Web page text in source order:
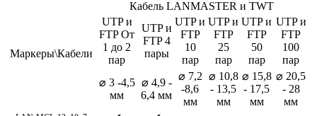
Маркеры\Кабели
Кабель LANMASTER и TWT
UTP и
FTP От
1 до 2
пар
UTP и
FTP 4
пары
UTP и
FTP
10
пар
UTP и
FTP
25
пар
UTP и
FTP
50
пар
UTP и
FTP
100
пар
⌀ 3 -4,5
мм
⌀ 4,9 -
6,4 мм
⌀ 7,2
-8,6
мм
⌀ 10,8
- 13,5
мм
⌀ 15,8
- 17,5
мм
⌀ 20,5
- 28
мм